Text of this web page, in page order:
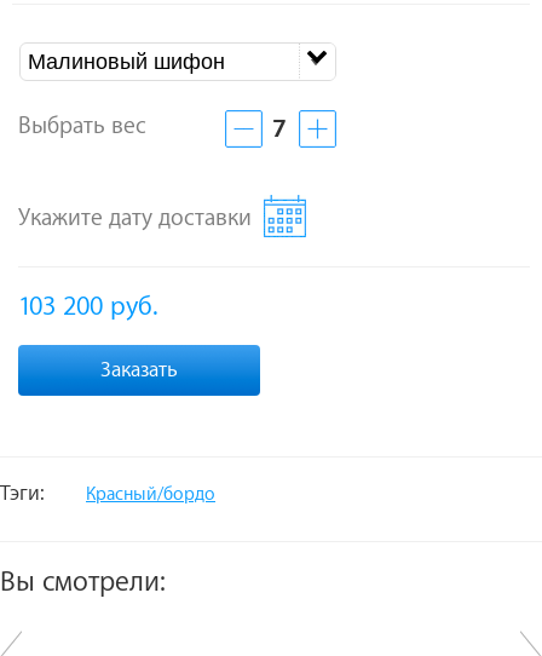
Малиновый шифон
Выбрать вес 7
Укажите дату доставки
103 200 руб.
Заказать
Тэги: Красный/бордо
Вы смотрели: